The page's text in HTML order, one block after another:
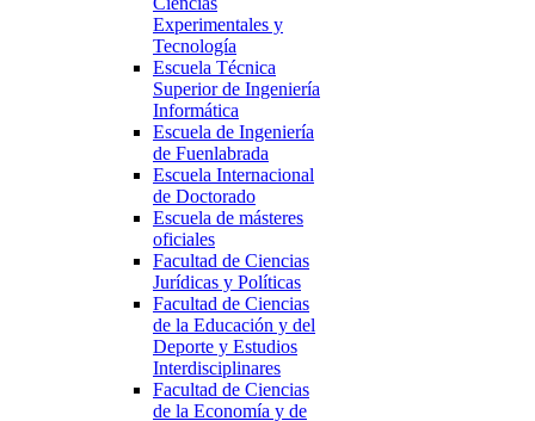
Experimentales y
Tecnología
Escuela Técnica
Superior de Ingeniería
Informática
Escuela de Ingeniería
de Fuenlabrada
Escuela Internacional
de Doctorado
Escuela de másteres
oficiales
Facultad de Ciencias
Jurídicas y Políticas
Facultad de Ciencias
de la Educación y del
Deporte y Estudios
Interdisciplinares
Facultad de Ciencias
de la Economía y de